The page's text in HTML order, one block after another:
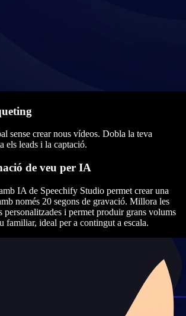
sense crear nous vídeos. Dobla la teva
els leads i la captació.
de veu per IA
IA de Speechify Studio permet crear una
només 20 segons de gravació. Millora les
personalitzades i permet produir grans volums
familiar, ideal per a contingut a escala.